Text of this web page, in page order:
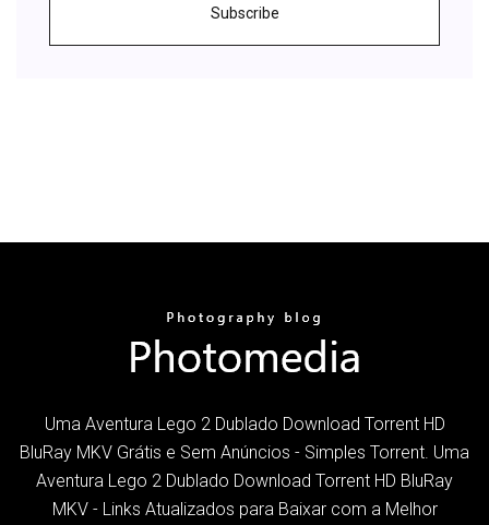
Subscribe
Uma Aventura Lego 2 Dublado Download Torrent HD
BluRay MKV Grátis e Sem Anúncios - Simples Torrent. Uma
Aventura Lego 2 Dublado Download Torrent HD BluRay
MKV - Links Atualizados para Baixar com a Melhor